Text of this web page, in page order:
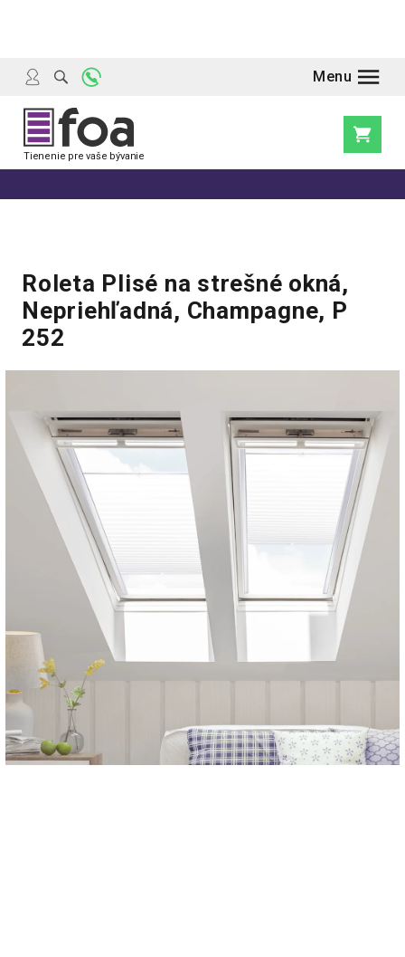
Roleta Plisé na strešné okná,
Nepriehľadná, Champagne, P
252